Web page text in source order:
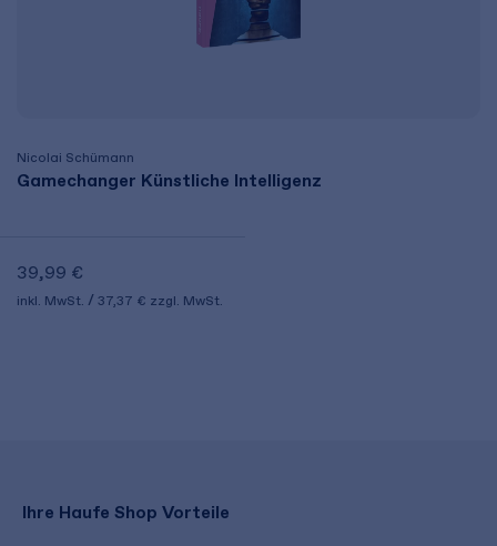
Nicolai Schümann
Gamechanger Künstliche Intelligenz
39,99 €
inkl. MwSt. 37,37 € zzgl. MwSt.
Ihre Haufe Shop Vorteile